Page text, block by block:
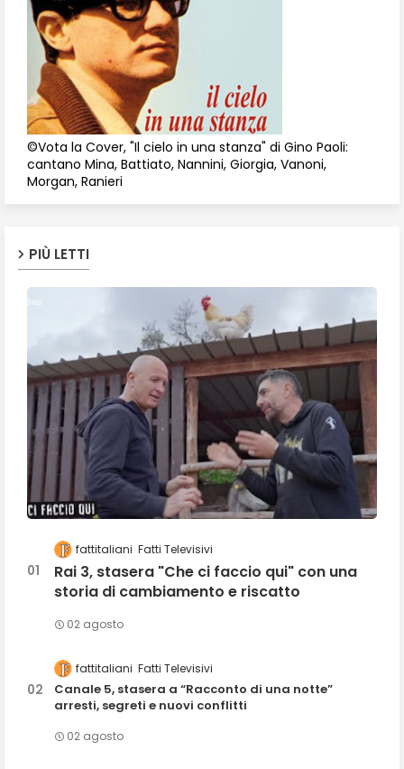
©Vota la Cover, "Il cielo in una stanza" di Gino Paoli:
cantano Mina, Battiato, Nannini, Giorgia, Vanoni,
Morgan, Ranieri
PIÙ LETTI
fattitaliani Fatti Televisivi
Rai 3, stasera "Che ci faccio qui" con una
storia di cambiamento e riscatto
02 agosto
fattitaliani Fatti Televisivi
Canale 5, stasera a “Racconto di una notte”
arresti, segreti e nuovi conflitti
02 agosto